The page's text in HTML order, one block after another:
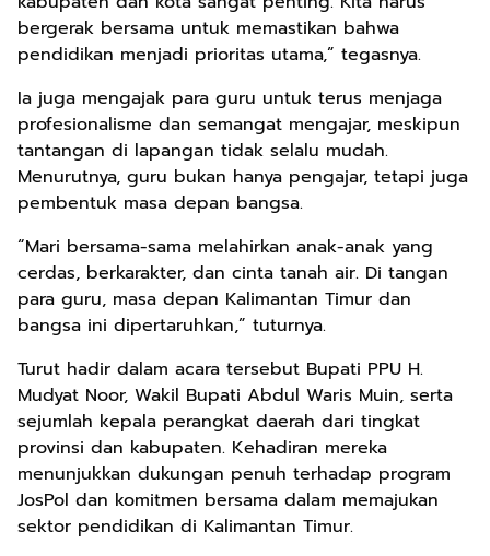
bergerak bersama untuk memastikan bahwa
pendidikan menjadi prioritas utama,” tegasnya.
Ia juga mengajak para guru untuk terus menjaga
profesionalisme dan semangat mengajar, meskipun
tantangan di lapangan tidak selalu mudah.
Menurutnya, guru bukan hanya pengajar, tetapi juga
pembentuk masa depan bangsa.
“Mari bersama-sama melahirkan anak-anak yang
cerdas, berkarakter, dan cinta tanah air. Di tangan
para guru, masa depan Kalimantan Timur dan
bangsa ini dipertaruhkan,” tuturnya.
Turut hadir dalam acara tersebut Bupati PPU H.
Mudyat Noor, Wakil Bupati Abdul Waris Muin, serta
sejumlah kepala perangkat daerah dari tingkat
provinsi dan kabupaten. Kehadiran mereka
menunjukkan dukungan penuh terhadap program
JosPol dan komitmen bersama dalam memajukan
sektor pendidikan di Kalimantan Timur.